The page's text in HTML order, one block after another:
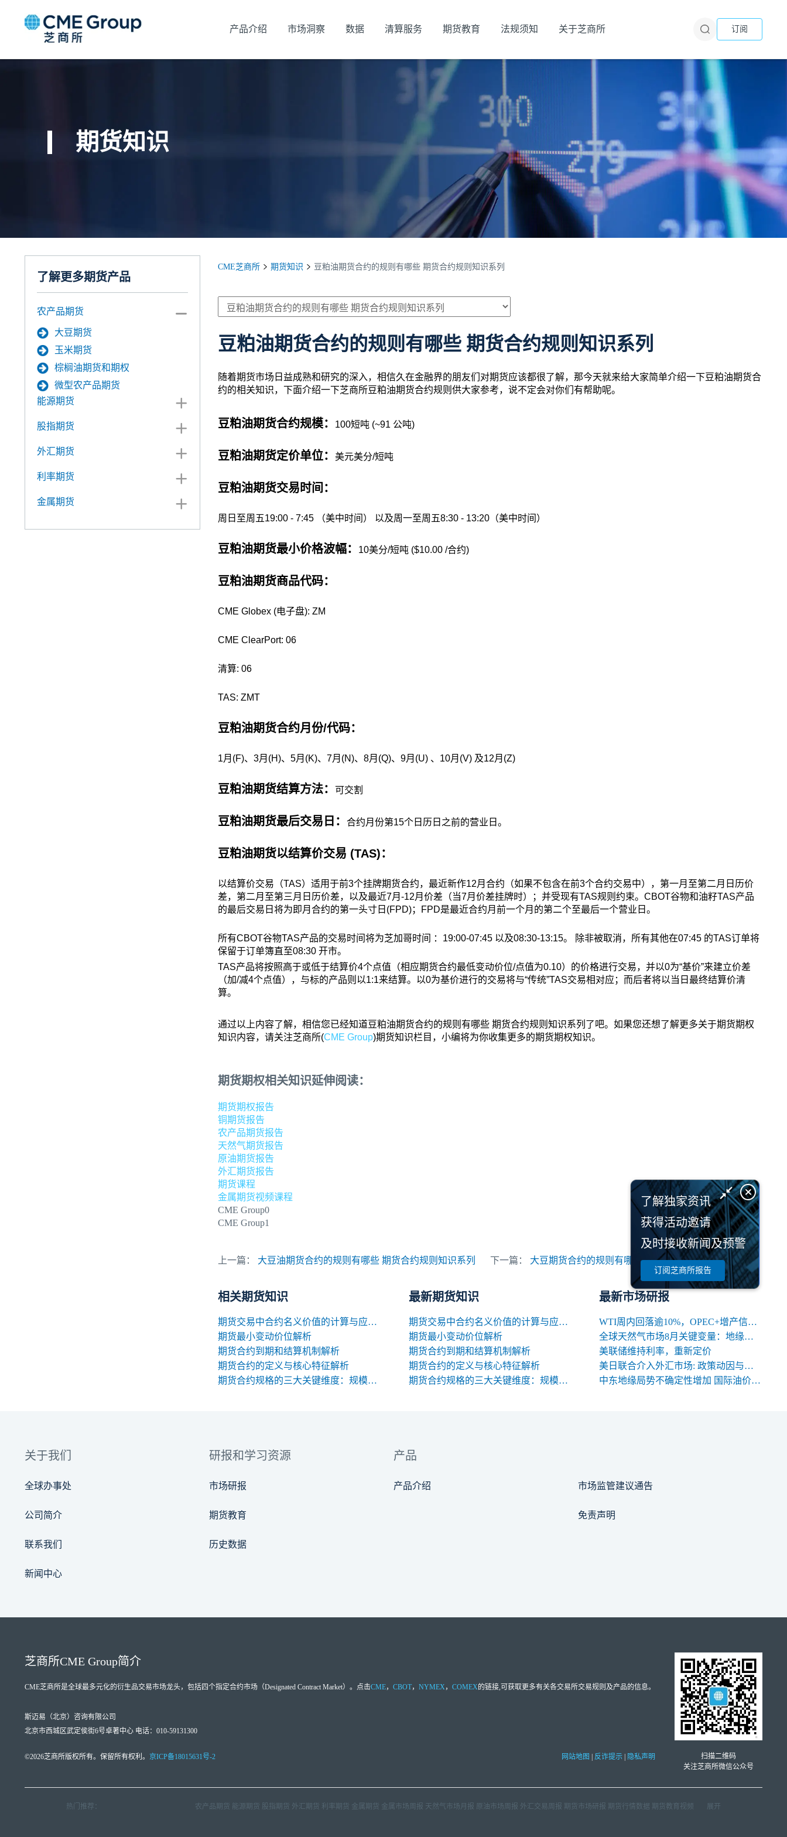
产品介绍 市场洞察 数据 清算服务 期货教育 法规须知 关于芝商所 订阅
期货知识
了解更多期货产品
农产品期货
大豆期货
玉米期货
棕榈油期货和期权
微型农产品期货
能源期货
股指期货
外汇期货
利率期货
金属期货
CME芝商所 期货知识 豆粕油期货合约的规则有哪些 期货合约规则知识系列
豆粕油期货合约的规则有哪些 期货合约规则知识系列
随着期货市场日益成熟和研究的深入，相信久在金融界的朋友们对期货应该都很了解，那今天就来给大家简单介绍一下豆粕油期货合
约的相关知识，下面介绍一下芝商所豆粕油期货合约规则供大家参考，说不定会对你们有帮助呢。
豆粕油期货合约规模： 100短吨 (~91 公吨)
豆粕油期货定价单位： 美元美分/短吨
豆粕油期货交易时间：
周日至周五19:00 - 7:45 （美中时间） 以及周一至周五8:30 - 13:20（美中时间）
豆粕油期货最小价格波幅： 10美分/短吨 ($10.00 /合约)
豆粕油期货商品代码：
CME Globex (电子盘): ZM
CME ClearPort: 06
清算: 06
TAS: ZMT
豆粕油期货合约月份/代码：
1月(F)、3月(H)、5月(K)、7月(N)、8月(Q)、9月(U) 、10月(V) 及12月(Z)
豆粕油期货结算方法： 可交割
豆粕油期货最后交易日： 合约月份第15个日历日之前的营业日。
豆粕油期货以结算价交易 (TAS)：
以结算价交易（TAS）适用于前3个挂牌期货合约，最近新作12月合约（如果不包含在前3个合约交易中），第一月至第二月日历价
差，第二月至第三月日历价差，以及最近7月-12月价差（当7月价差挂牌时）；并受现有TAS规则约束。CBOT谷物和油籽TAS产品
的最后交易日将为即月合约的第一头寸日(FPD)；FPD是最近合约月前一个月的第二个至最后一个营业日。
所有CBOT谷物TAS产品的交易时间将为芝加哥时间 ：19:00-07:45 以及08:30-13:15。 除非被取消，所有其他在07:45 的TAS订单将
保留于订单簿直至08:30 开市。
TAS产品将按照高于或低于结算价4个点值（相应期货合约最低变动价位/点值为0.10）的价格进行交易，并以0为“基价”来建立价差
（加/减4个点值），与标的产品则以1:1来结算。以0为基价进行的交易将与“传统”TAS交易相对应；而后者将以当日最终结算价清
算。
通过以上内容了解，相信您已经知道豆粕油期货合约的规则有哪些 期货合约规则知识系列了吧。如果您还想了解更多关于期货期权
知识内容，请关注芝商所(CME Group)期货知识栏目，小编将为你收集更多的期货期权知识。
期货期权相关知识延伸阅读：
期货期权报告
铜期货报告
农产品期货报告
天然气期货报告
原油期货报告
外汇期货报告
期货课程
金属期货视频课程
CME Group0
CME Group1
上一篇： 大豆油期货合约的规则有哪些 期货合约规则知识系列 下一篇： 大豆期货合约的规则有哪些 期货合约规则知识系列
相关期货知识
期货交易中合约名义价值的计算与应用解析
期货最小变动价位解析
期货合约到期和结算机制解析
期货合约的定义与核心特征解析
期货合约规格的三大关键维度：规模、交割与标准化
最新期货知识
期货交易中合约名义价值的计算与应用解析
期货最小变动价位解析
期货合约到期和结算机制解析
期货合约的定义与核心特征解析
期货合约规格的三大关键维度：规模、交割与标准化
最新市场研报
WTI周内回落逾10%，OPEC+增产信号背后的多空暗涌
全球天然气市场8月关键变量：地缘、天气与库存
美联储维持利率，重新定价
美日联合介入外汇市场: 政策动因与中长期影响
中东地缘局势不确定性增加 国际油价高位震荡
了解独家资讯
获得活动邀请
及时接收新闻及预警
订阅芝商所报告
关于我们
全球办事处
公司简介
联系我们
新闻中心
研报和学习资源
市场研报
期货教育
历史数据
产品
产品介绍 市场监管建议通告
免责声明
芝商所CME Group简介
CME芝商所是全球最多元化的衍生品交易市场龙头，包括四个指定合约市场（Designated Contract Market）。点击CME， CBOT， NYMEX， COMEX的链接,可获取更多有关各交易所交易规则及产品的信息。
斯迈易（北京）咨询有限公司
北京市西城区武定侯街6号卓著中心 电话：010-59131300
©2026芝商所版权所有。保留所有权利。 京ICP备18015631号-2 网站地图 反诈提示 隐私声明
扫描二维码
关注芝商所微信公众号
热门推荐： 农产品期货 能源期货 股指期货 外汇期货 利率期货 金属期货 金属市场周报 天然气市场月报 原油市场周报 外汇交易周报 期货市场研报 期货行情数据 期货教育视频 展开